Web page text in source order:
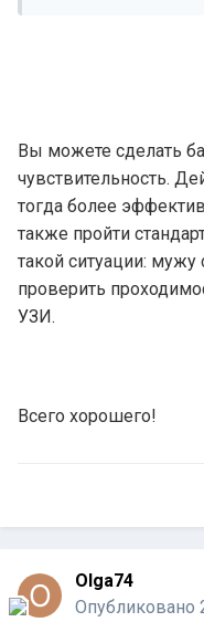
Вы можете сделать
чувствительность.
тогда более
также пройти
такой ситуации:
проверить
УЗИ.
Всего хорошего!
Olga74
Опубликовано